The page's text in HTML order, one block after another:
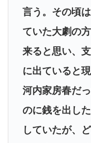
言う。その頃
ていた大劇の
来ると思い、
に出ていると
河内家房春だ
のに銭を出し
していたが、